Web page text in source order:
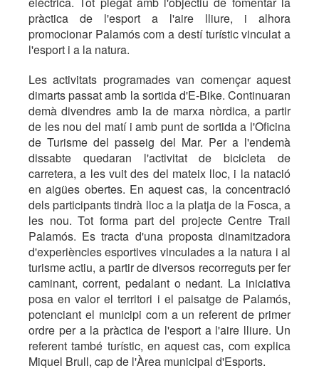
pràctica de l'esport a l'aire lliure, i alhora
promocionar Palamós com a destí turístic vinculat a
l'esport i a la natura.
Les activitats programades van començar aquest
dimarts passat amb la sortida d'E-Bike. Continuaran
demà divendres amb la de marxa nòrdica, a partir
de les nou del matí i amb punt de sortida a l'Oficina
de Turisme del passeig del Mar. Per a l'endemà
dissabte quedaran l'activitat de bicicleta de
carretera, a les vuit des del mateix lloc, i la natació
en aigües obertes. En aquest cas, la concentració
dels participants tindrà lloc a la platja de la Fosca, a
les nou. Tot forma part del projecte Centre Trail
Palamós. Es tracta d'una proposta dinamitzadora
d'experiències esportives vinculades a la natura i al
turisme actiu, a partir de diversos recorreguts per fer
caminant, corrent, pedalant o nedant. La iniciativa
posa en valor el territori i el paisatge de Palamós,
potenciant el municipi com a un referent de primer
ordre per a la pràctica de l'esport a l'aire lliure. Un
referent també turístic, en aquest cas, com explica
Miquel Brull, cap de l'Àrea municipal d'Esports.